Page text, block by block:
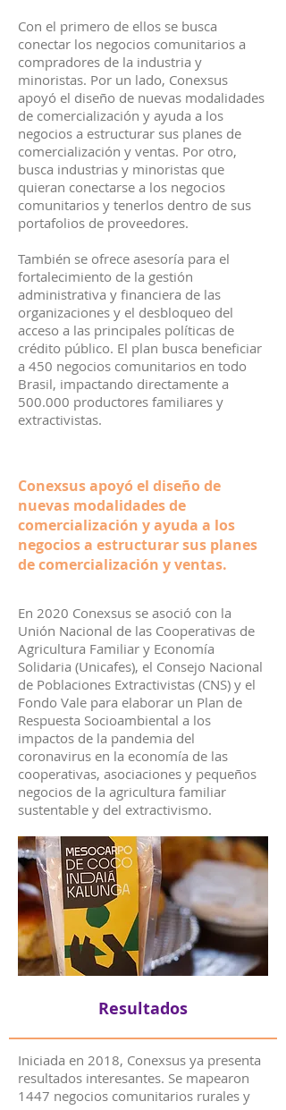
Con el primero de ellos se busca
conectar los negocios comunitarios a
compradores de la industria y
minoristas. Por un lado, Conexsus
apoyó el diseño de nuevas modalidades
de comercialización y ayuda a los
negocios a estructurar sus planes de
comercialización y ventas. Por otro,
busca industrias y minoristas que
quieran conectarse a los negocios
comunitarios y tenerlos dentro de sus
portafolios de proveedores.
También se ofrece asesoría para el
fortalecimiento de la gestión
administrativa y financiera de las
organizaciones y el desbloqueo del
acceso a las principales políticas de
crédito público. El plan busca beneficiar
a 450 negocios comunitarios en todo
Brasil, impactando directamente a
500.000 productores familiares y
extractivistas.
Conexsus apoyó el diseño de
nuevas modalidades de
comercialización y ayuda a los
negocios a estructurar sus planes
de comercialización y ventas.
En 2020 Conexsus se asoció con la
Unión Nacional de las Cooperativas de
Agricultura Familiar y Economía
Solidaria (Unicafes), el Consejo Nacional
de Poblaciones Extractivistas (CNS) y el
Fondo Vale para elaborar un Plan de
Respuesta Socioambiental a los
impactos de la pandemia del
coronavirus en la economía de las
cooperativas, asociaciones y pequeños
negocios de la agricultura familiar
sustentable y del extractivismo.
Resultados
Iniciada en 2018, Conexsus ya presenta
resultados interesantes. Se mapearon
1447 negocios comunitarios rurales y